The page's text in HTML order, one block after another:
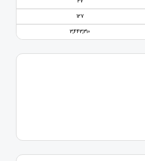
127
3,443,310